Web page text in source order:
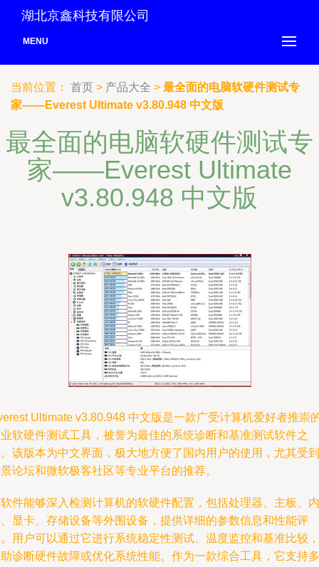
湖北京鑫科技有限公司
MENU
当前位置： 首页 > 产品大全 > 最全面的电脑软硬件测试专
家——Everest Ultimate v3.80.948 中文版
最全面的电脑软硬件测试专
家——Everest Ultimate
v3.80.948 中文版
Ultimate v3.80.948 中文版是一款广受计算机爱好者推崇
软硬件测试工具，被誉为最佳的系统诊断和基准测试软件之
该版本为中文界面，极大地方便了国内用户的使用，尤其受到
论坛和微软极客社区等专业平台的推荐。
件能够深入检测计算机的软硬件配置，包括处理器、主板、内
显卡、存储设备等外围设备，提供详细的参数信息和性能评
用户可以通过它进行系统稳定性测试、温度监控和基准比较，
诊断硬件故障或优化系统性能。作为一款综合工具，它支持多